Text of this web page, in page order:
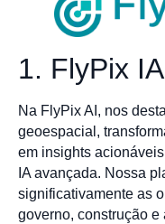
1. FlyPix IA
Na FlyPix AI, nos
geoespacial,
em insights
IA avançada. Nossa
significativamente as
governo, construção